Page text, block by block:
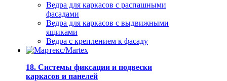
Ведра для каркасов с распашными
фасадами
Ведра для каркасов с выдвижными
ящиками
Ведра с креплением к фасаду
18. Системы фиксации и подвески
каркасов и панелей